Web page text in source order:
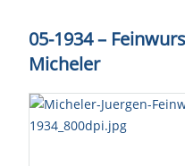
05-1934–
Micheler